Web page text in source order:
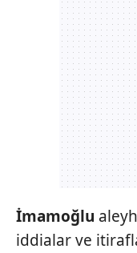
İmamoğlu
iddialar ve